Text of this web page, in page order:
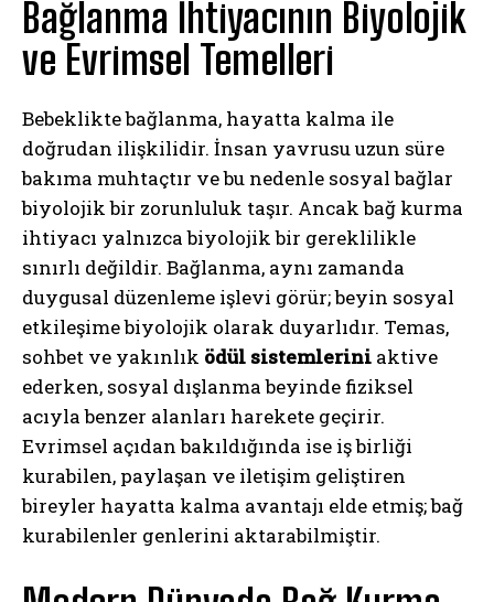
Bağlanma İhtiyacının Biyolojik
ve Evrimsel Temelleri
Bebeklikte bağlanma, hayatta kalma ile
doğrudan ilişkilidir. İnsan yavrusu uzun süre
bakıma muhtaçtır ve bu nedenle sosyal bağlar
biyolojik bir zorunluluk taşır. Ancak bağ kurma
ihtiyacı yalnızca biyolojik bir gereklilikle
sınırlı değildir. Bağlanma, aynı zamanda
duygusal düzenleme işlevi görür; beyin sosyal
etkileşime biyolojik olarak duyarlıdır. Temas,
sohbet ve yakınlık ödül sistemlerini aktive
ederken, sosyal dışlanma beyinde fiziksel
acıyla benzer alanları harekete geçirir.
Evrimsel açıdan bakıldığında ise iş birliği
kurabilen, paylaşan ve iletişim geliştiren
bireyler hayatta kalma avantajı elde etmiş; bağ
kurabilenler genlerini aktarabilmiştir.